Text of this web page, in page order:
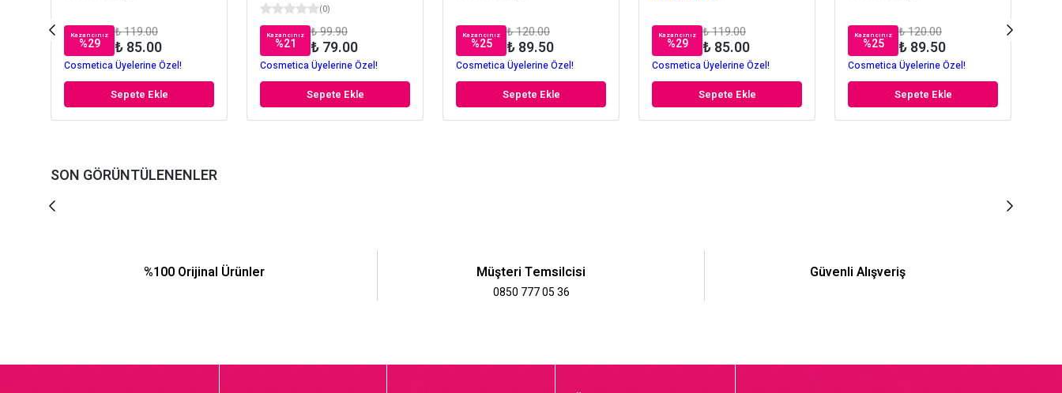
Kazancınız
%29
₺ 119.00
₺ 85.00
Cosmetica Üyelerine Özel!
Sepete Ekle
(0)
Kazancınız
%21
₺ 99.90
₺ 79.00
Cosmetica Üyelerine Özel!
Sepete Ekle
Kazancınız
%25
₺ 120.00
₺ 89.50
Cosmetica Üyelerine Özel!
Sepete Ekle
Kazancınız
%29
₺ 119.00
₺ 85.00
Cosmetica Üyelerine Özel!
Sepete Ekle
Kazancınız
%25
₺ 120.00
₺ 89.50
Cosmetica Üyelerine Özel!
Sepete Ekle
SON GÖRÜNTÜLENENLER
%100 Orijinal Ürünler Müşteri Temsilcisi
0850 777 05 36
Güvenli Alışveriş